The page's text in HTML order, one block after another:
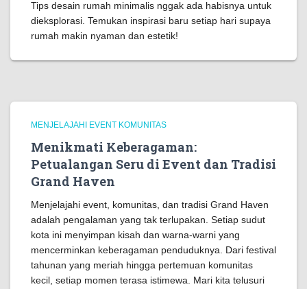
Tips desain rumah minimalis nggak ada habisnya untuk
dieksplorasi. Temukan inspirasi baru setiap hari supaya
rumah makin nyaman dan estetik!
MENJELAJAHI EVENT KOMUNITAS
Menikmati Keberagaman:
Petualangan Seru di Event dan Tradisi
Grand Haven
Menjelajahi event, komunitas, dan tradisi Grand Haven
adalah pengalaman yang tak terlupakan. Setiap sudut
kota ini menyimpan kisah dan warna-warni yang
mencerminkan keberagaman penduduknya. Dari festival
tahunan yang meriah hingga pertemuan komunitas
kecil, setiap momen terasa istimewa. Mari kita telusuri